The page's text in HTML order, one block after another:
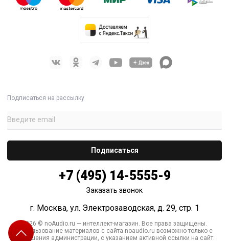
Подписаться на рассылку
+7 (495) 14-5555-9
Заказать звонок
г. Москва, ул. Электрозаводская, д. 29, стр. 1
2026 © noAudio.ru — интеллект-магазин. Все права защищены.
Использование материалов с сайта noaudio.ru возможно только с
разрешения администрации, с указанием активной ссылки на сайт.